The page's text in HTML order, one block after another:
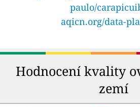
paulo/
aqicn.org/data-
Hodnocení kvality
zemí